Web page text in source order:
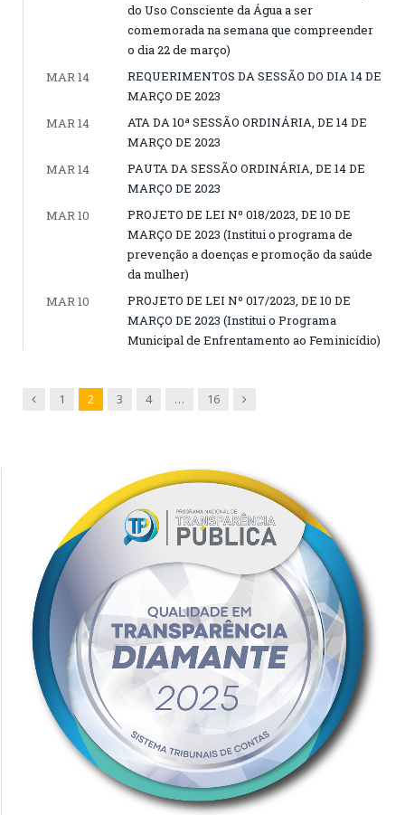
do Uso Consciente da Água a ser
comemorada na semana que compreender
o dia 22 de março)
MAR 14
REQUERIMENTOS DA SESSÃO DO DIA 14 DE
MARÇO DE 2023
MAR 14
ATA DA 10ª SESSÃO ORDINÁRIA, DE 14 DE
MARÇO DE 2023
MAR 14
PAUTA DA SESSÃO ORDINÁRIA, DE 14 DE
MARÇO DE 2023
MAR 10
PROJETO DE LEI Nº 018/2023, DE 10 DE
MARÇO DE 2023 (Institui o programa de
prevenção a doenças e promoção da saúde
da mulher)
MAR 10
PROJETO DE LEI Nº 017/2023, DE 10 DE
MARÇO DE 2023 (Institui o Programa
Municipal de Enfrentamento ao Feminicídio)
Previous
1 2 3 4 … 16 Next